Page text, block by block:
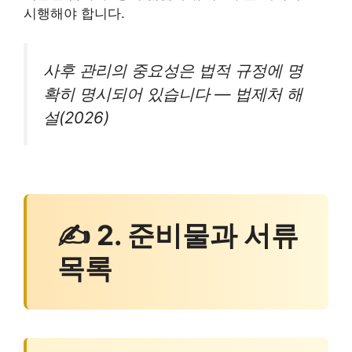
시행해야 합니다.
사후 관리의 중요성은 법적 규정에 명
확히 명시되어 있습니다 — 법제처 해
설(2026)
✍ 2. 준비물과 서류
목록